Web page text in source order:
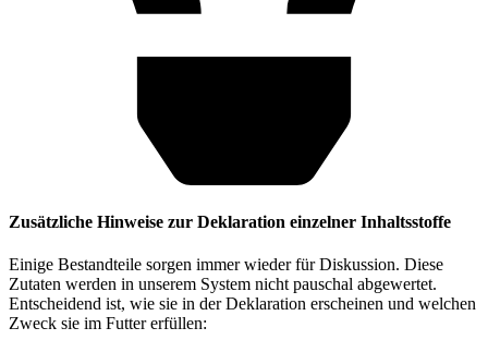
Zusätzliche Hinweise zur Deklaration einzelner Inhaltsstoffe
Einige Bestandteile sorgen immer wieder für Diskussion. Diese
Zutaten werden in unserem System nicht pauschal abgewertet.
Entscheidend ist, wie sie in der Deklaration erscheinen und welchen
Zweck sie im Futter erfüllen: